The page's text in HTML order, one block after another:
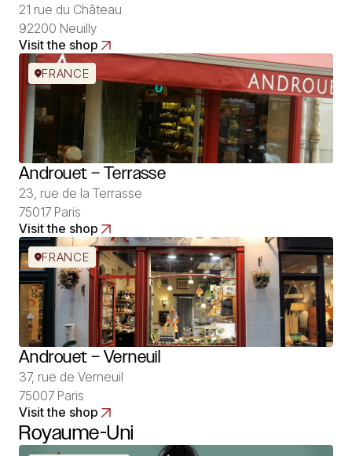
21 rue du Château
92200 Neuilly
Visit the shop
FRANCE
Androuet – Terrasse
23, rue de la Terrasse
75017 Paris
Visit the shop
FRANCE
Androuet – Verneuil
37, rue de Verneuil
75007 Paris
Visit the shop
Royaume-Uni